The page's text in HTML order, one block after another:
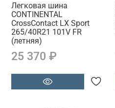
Легковая шина
CONTINENTAL
CrossContact LX Sport
265/40R21 101V FR
(летняя)
25 370 ₽